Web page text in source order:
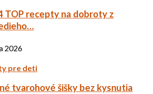
TOP recepty na dobroty z
2026
pre deti
tvarohové šišky bez kysnutia